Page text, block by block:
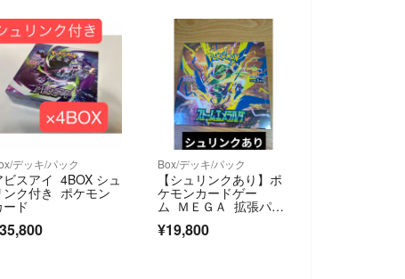
デッキ/パック
ビスアイ 4BOX シュ
ンク付き ポケモン
ード
Box/デッキ/パック
【シュリンクあり】ポ
ケモンカードゲー
ム ＭＥＧＡ 拡張パッ
ダ
¥19,800